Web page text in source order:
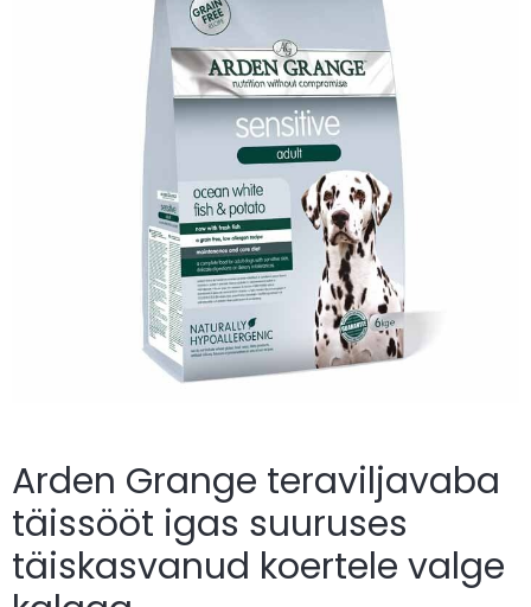
Arden Grange teraviljavaba
täissööt igas suuruses
täiskasvanud koertele valge